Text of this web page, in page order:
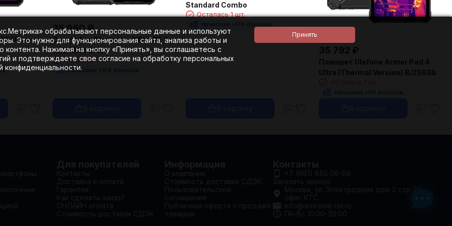
Ultra
35 960₽
Смартфон Blackview XPLORE 2
12/256Gb Black
Осталась 1 шт.
Начислим + 514 бонусов
Standard Combo
Осталась 1 шт.
Начислим + 514 бонусов
35 792 ₽
Планшет Ulefone Armor Pad 4
Ultra (Thermal Version) 8/256Gb
Начислим + 511 бонусов
обрабатывают персональные данные и используют
Это нужно для функционирования сайта, анализа работы и
контента. Нажимая на кнопку «Принять», вы соглашаетесь с
и подтверждаете свое согласие на обработку персональных
конфиденциальности.